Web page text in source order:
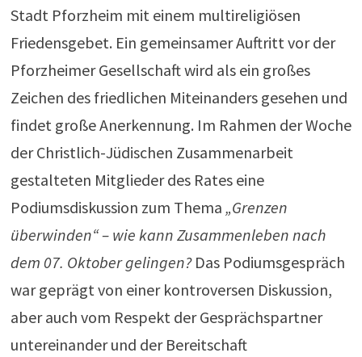
Stadt Pforzheim mit einem multireligiösen
Friedensgebet. Ein gemeinsamer Auftritt vor der
Pforzheimer Gesellschaft wird als ein großes
Zeichen des friedlichen Miteinanders gesehen und
findet große Anerkennung. Im Rahmen der Woche
der Christlich-Jüdischen Zusammenarbeit
gestalteten Mitglieder des Rates eine
Podiumsdiskussion zum Thema „Grenzen
überwinden“ – wie kann Zusammenleben nach
dem 07. Oktober gelingen?Das Podiumsgespräch
war geprägt von einer kontroversen Diskussion,
aber auch vom Respekt der Gesprächspartner
untereinander und der Bereitschaft